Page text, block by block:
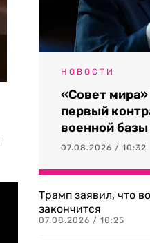
НОВОСТИ
«Совет
первый
военной базы
07.08.2026 / 10:32
Трамп заявил, что
закончится
07.08.2026 / 10:25